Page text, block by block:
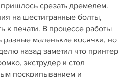
срезать дремелем.
на шестигранные болты,
к печати. В процессе работы
маленькие косячки, но
назад заметил что принтер
экструдер и стол
поскрипыванием и